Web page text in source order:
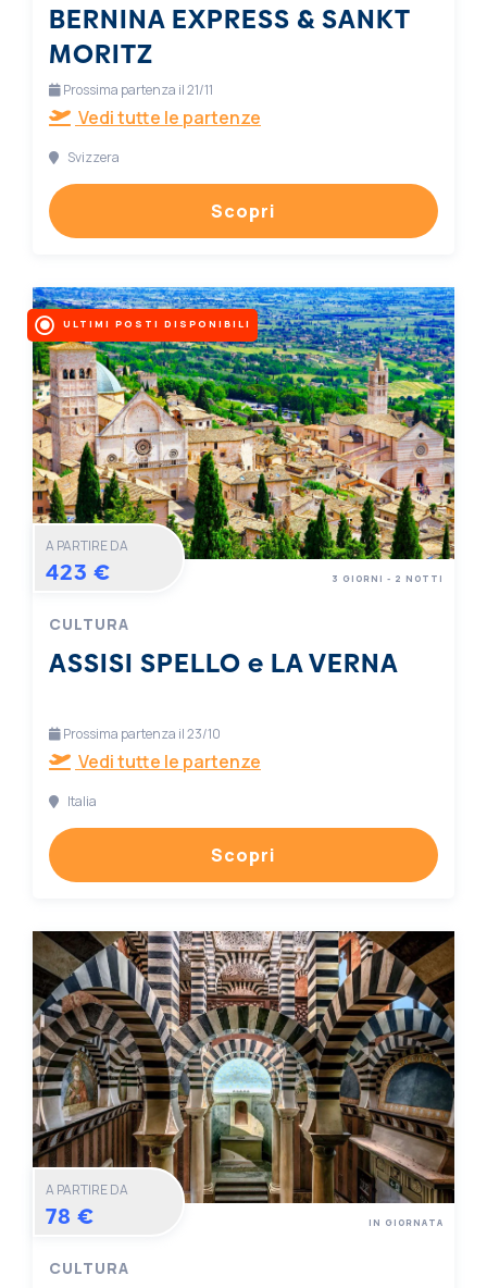
BERNINA EXPRESS & SANKT
MORITZ
Prossima partenza il 21/11
Vedi tutte le partenze
Svizzera
Scopri
ULTIMI POSTI DISPONIBILI
A PARTIRE DA
423 €
CULTURA
ASSISI SPELLO e LA VERNA
3 GIORNI - 2 NOTTI
Prossima partenza il 23/10
Vedi tutte le partenze
Italia
Scopri
A PARTIRE DA
78 €
CULTURA
IN GIORNATA